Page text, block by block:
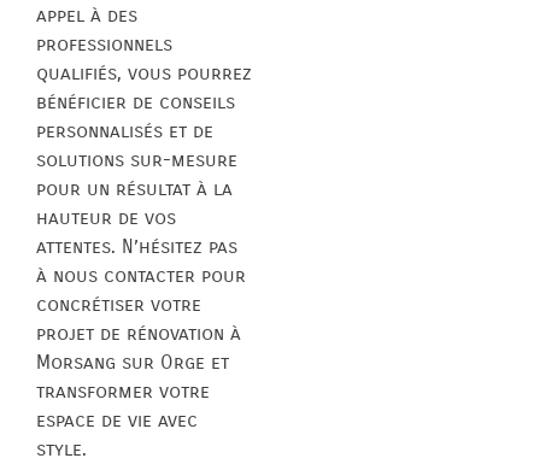
appel à des
professionnels
qualifiés, vous pourrez
bénéficier de conseils
personnalisés et de
solutions sur-mesure
pour un résultat à la
hauteur de vos
attentes. N’hésitez pas
à nous contacter pour
concrétiser votre
projet de rénovation à
Morsang sur Orge et
transformer votre
espace de vie avec
style.